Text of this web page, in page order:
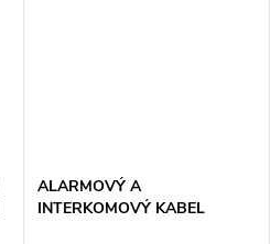
ALARMOVÝ A
INTERKOMOVÝ KABEL